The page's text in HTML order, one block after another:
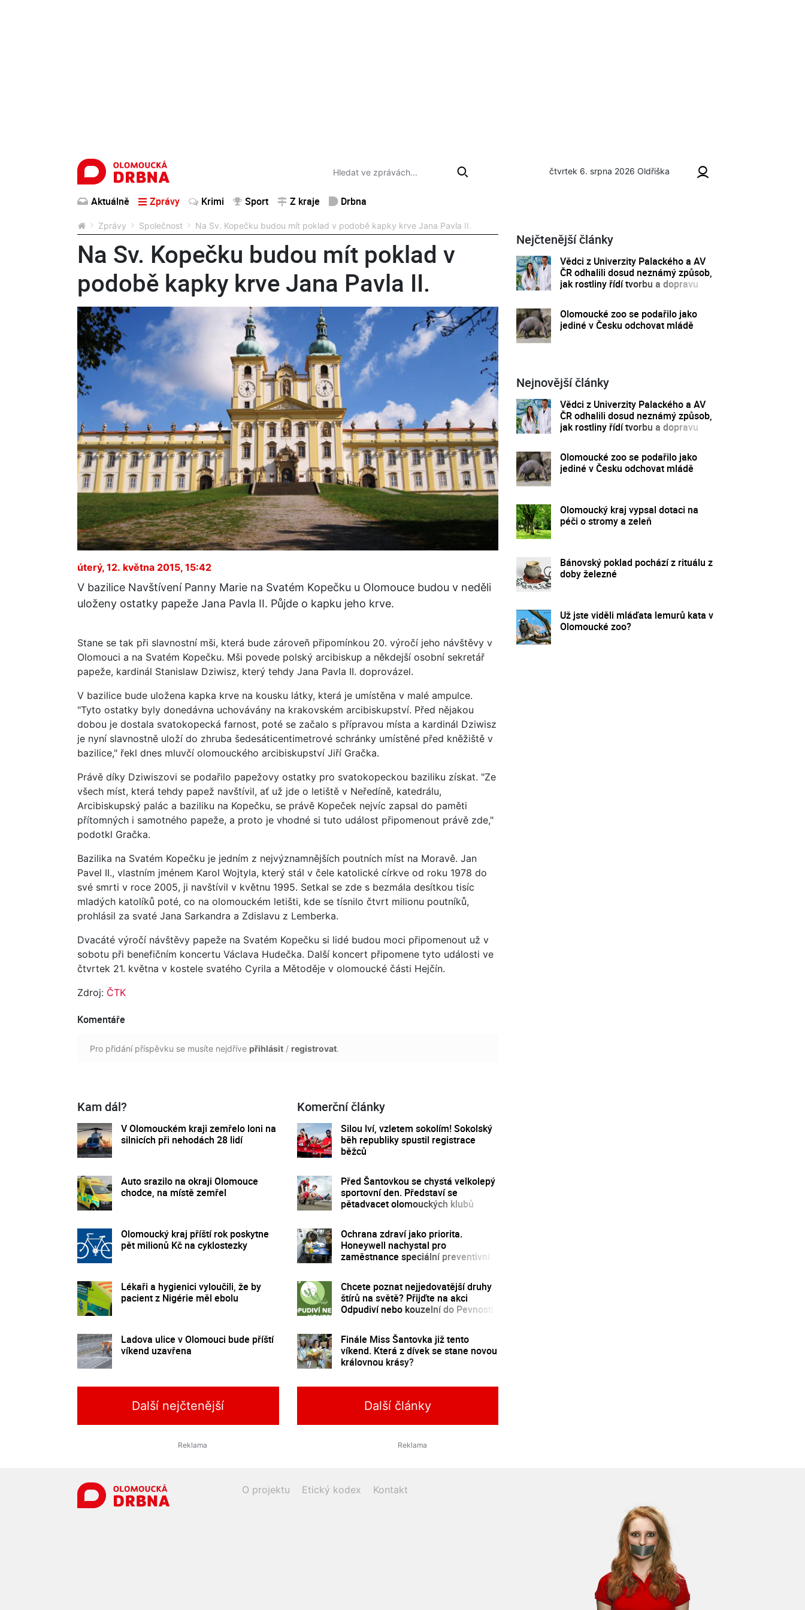
čtvrtek 6. srpna 2026 Oldřiška
Aktuálně Zprávy Krimi Sport Z kraje Drbna
Zprávy Společnost Na Sv. Kopečku budou mít poklad v podobě kapky krve Jana Pavla II.
Na Sv. Kopečku budou mít poklad v
podobě kapky krve Jana Pavla II.
úterý, 12. května 2015, 15:42
V bazilice Navštívení Panny Marie na Svatém Kopečku u Olomouce budou v neděli
uloženy ostatky papeže Jana Pavla II. Půjde o kapku jeho krve.
Stane se tak při slavnostní mši, která bude zároveň připomínkou 20. výročí jeho návštěvy v
Olomouci a na Svatém Kopečku. Mši povede polský arcibiskup a někdejší osobní sekretář
papeže, kardinál Stanislaw Dziwisz, který tehdy Jana Pavla II. doprovázel.
V bazilice bude uložena kapka krve na kousku látky, která je umístěna v malé ampulce.
"Tyto ostatky byly donedávna uchovávány na krakovském arcibiskupství. Před nějakou
dobou je dostala svatokopecká farnost, poté se začalo s přípravou místa a kardinál Dziwisz
je nyní slavnostně uloží do zhruba šedesáticentimetrové schránky umístěné před kněžiště v
bazilice," řekl dnes mluvčí olomouckého arcibiskupství Jiří Gračka.
Právě díky Dziwiszovi se podařilo papežovy ostatky pro svatokopeckou baziliku získat. "Ze
všech míst, která tehdy papež navštívil, ať už jde o letiště v Neředíně, katedrálu,
Arcibiskupský palác a baziliku na Kopečku, se právě Kopeček nejvíc zapsal do paměti
přítomných i samotného papeže, a proto je vhodné si tuto událost připomenout právě zde,"
podotkl Gračka.
Bazilika na Svatém Kopečku je jedním z nejvýznamnějších poutních míst na Moravě. Jan
Pavel II., vlastním jménem Karol Wojtyla, který stál v čele katolické církve od roku 1978 do
své smrti v roce 2005, ji navštívil v květnu 1995. Setkal se zde s bezmála desítkou tisíc
mladých katolíků poté, co na olomouckém letišti, kde se tísnilo čtvrt milionu poutníků,
prohlásil za svaté Jana Sarkandra a Zdislavu z Lemberka.
Dvacáté výročí návštěvy papeže na Svatém Kopečku si lidé budou moci připomenout už v
sobotu při benefičním koncertu Václava Hudečka. Další koncert připomene tyto události ve
čtvrtek 21. května v kostele svatého Cyrila a Mětoděje v olomoucké části Hejčín.
Zdroj: ČTK
Komentáře
Pro přidání příspěvku se musíte nejdříve přihlásit / registrovat.
Kam dál?
V Olomouckém kraji zemřelo loni na
silnicích při nehodách 28 lidí
Auto srazilo na okraji Olomouce
chodce, na místě zemřel
Olomoucký kraj příští rok poskytne
pět milionů Kč na cyklostezky
Lékaři a hygienici vyloučili, že by
pacient z Nigérie měl ebolu
Ladova ulice v Olomouci bude příští
víkend uzavřena
Komerční články
Silou lví, vzletem sokolím! Sokolský
běh republiky spustil registrace
běžců
Před Šantovkou se chystá velkolepý
sportovní den. Představí se
pětadvacet olomouckých klubů
Ochrana zdraví jako priorita.
Honeywell nachystal pro
zaměstnance speciální preventivní
Chcete poznat nejjedovatější druhy
štírů na světě? Přijďte na akci
Odpudiví nebo kouzelní do Pevnosti
Finále Miss Šantovka již tento
víkend. Která z dívek se stane novou
královnou krásy?
Další nejčtenější Další články
Nejčtenější články
Vědci z Univerzity Palackého a AV
ČR odhalili dosud neznámý způsob,
jak rostliny řídí tvorbu a dopravu
Olomoucké zoo se podařilo jako
jediné v Česku odchovat mládě
Nejnovější články
Vědci z Univerzity Palackého a AV
ČR odhalili dosud neznámý způsob,
jak rostliny řídí tvorbu a dopravu
Olomoucké zoo se podařilo jako
jediné v Česku odchovat mládě
Olomoucký kraj vypsal dotaci na
péči o stromy a zeleň
Bánovský poklad pochází z rituálu z
doby železné
Už jste viděli mláďata lemurů kata v
Olomoucké zoo?
O projektu Etický kodex Kontakt